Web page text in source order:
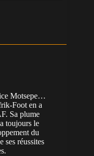
Motsepe…
Foot en a
Sa plume
toujours le
du
ses réussites